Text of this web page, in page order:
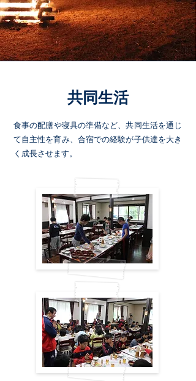
​共同生活
食事の配膳や寝具の準備など、共同生活を通じ
て自主性を育み、​合宿での経験が子供達を大き
く成長させます。